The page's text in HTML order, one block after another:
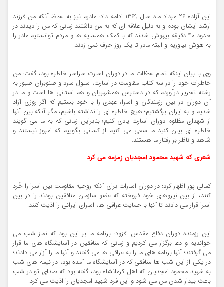
این آزاده 26 مرداد ماه سال 1369 ادامه داد: مادرم نیز به لحاظ آنکه من فرزند
ارشد ایشان بودم و به دلیل علاقه ای که به من داشتند زمانی که من را دیدند در
حدود 40 دقیقه بیهوش شدند که با کمک همسایه ها و مردم توانستیم مادر را
به هوش بیاوریم و البته مادر تا یک روز حرف نمی زدند.
وی با بیان اینکه تمام لحظات ما در دوران اسارت سراسر خاطره بود، گفت: من
خاطرات خود را در سه کتاب مقاومت در اسارت، سلول سرد و صنوبران صبور به
رشته تحریر درآوردم که در دسترس همشهریان و هم استانی ها است و ما در
آن دوران در بین رزمندگان و اسرا، عهدی را با خود بستیم که اگر روزی آزاد
شدیم و به ایران برگشتیم؛ هیچ خاطره ای را نداشته باشیم، مگر آنکه بین آنها
از شهدای مظلوم دوران اسارت یادی کنیم؛ بنابراین زمانی که به ما می گویند
خاطره ای بیان کنید ما سعی می کنیم از کسانی بگوییم که امروز نیستند و
شاهد و ناظر بر رفتار ما هستند.
شعری که شهید محمود امجدیان زمزمه می کرد
کمالی پور اظهار کرد: در دوران اسارات برای آنکه روحیه مقاومت بین اسرا را خُرد
کنند، از بین نیروهای خود فروخته که عضو سازمان منافقین بودند را در بین
اسرا قرار می دادند تا آنها با حمایت عراقی ها، اسرای ایرانی را اذیت کنند.
این رزمنده دوران دفاع مقدس افزود: برنامه ما بر این بود که نماز شب می
خواندیم و دعا برگزار می کردیم و زمانی که منافقین در آسایشگاه های ما قرار
می گرفتند؛ آنها برنامه های ما را به عراقی ها می گفتند و آنها ما را آزار می دادند؛
در یکی از این شب ها منافقی که در آسایشگاه ما آمده بود، در نیمه های شب
به شهید محمود امجدیان که اهل کرمانشاه بود، گفته بود که صدای تو در شب
باعث بیدار شدن من می شود و این فرد شهید امجدیان را اذیت می کرد.